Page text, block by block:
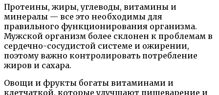
Протеины, жиры, углеводы, витамины и
минералы — все это необходимы для
правильного функционирования организма.
Мужской организм более склонен к проблемам в
сердечно-сосудистой системе и ожирении,
поэтому важно контролировать потребление
жиров и сахара.
Овощи и фрукты богаты витаминами и
клетчаткой, которые улучшают пищеварение и